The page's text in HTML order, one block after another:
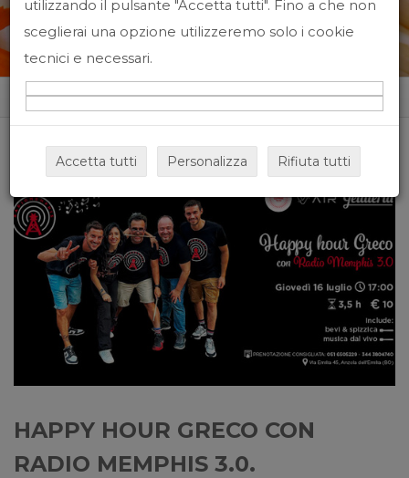
Home News&events
HAPPY HOUR GRECO CON
RADIO MEMPHIS 3.0.
utilizzando il pulsante "Accetta tutti". Fino a che non
sceglierai una opzione utilizzeremo solo i cookie
tecnici e necessari.
Accetta tutti Personalizza Rifiuta tutti